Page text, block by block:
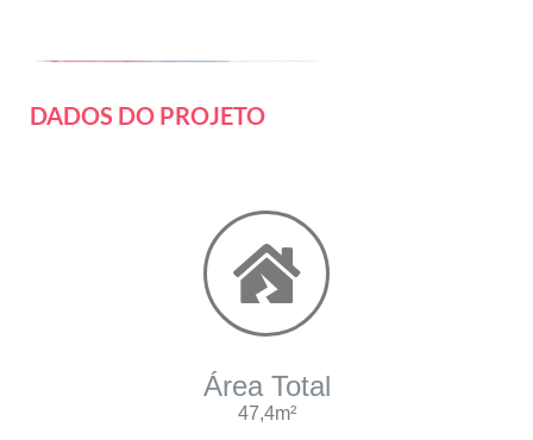
DADOS DO PROJETO
Área Total
47,4m²